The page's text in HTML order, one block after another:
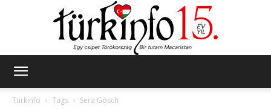
Türkinfo
Tags Sera Gösch